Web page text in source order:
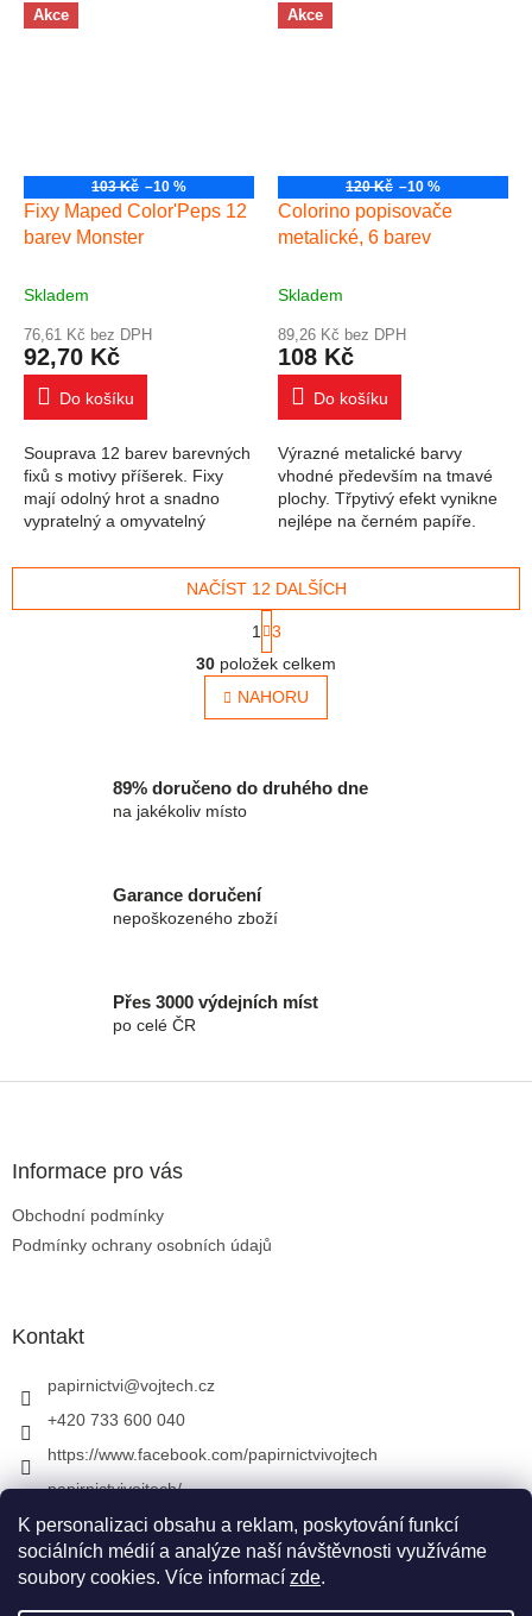
K personalizaci obsahu a reklam, poskytování funkcí
sociálních médií a analýze naší návštěvnosti využíváme
soubory cookies. Více informací zde.
proti zatlačení. Šíře stopy 2,8
mm Přednosti...
proti tlaku s dlouhou délkou
stopy vypratelný...
Akce
103 Kč –10 %
Fixy Maped Color'Peps 12
barev Monster
Skladem
76,61 Kč bez DPH
92,70 Kč
Do košíku
Souprava 12 barev barevných
fixů s motivy příšerek. Fixy
mají odolný hrot a snadno
vypratelný a omyvatelný
jasné a zářivé barvy fixy se
Akce
120 Kč –10 %
Colorino popisovače
metalické, 6 barev
Skladem
89,26 Kč bez DPH
108 Kč
Do košíku
Výrazné metalické barvy
vhodné především na tmavé
plochy. Třpytivý efekt vynikne
nejlépe na černém papíře.
bezpečnostní uzávěry.
Snadno vypratelné. Balení:
6...
Ovládací prvky výpisu
NAČÍST 12 DALŠÍCH
1
3
30 položek celkem
NAHORU
89% doručeno do druhého dne
na jakékoliv místo
Garance doručení
nepoškozeného zboží
Přes 3000 výdejních míst
po celé ČR
Informace pro vás
Obchodní podmínky
Podmínky ochrany osobních údajů
Kontakt
papirnictvi@vojtech.cz
+420 733 600 040
https://www.facebook.com/papirnictvivojtech
papirnictvivojtech/
+420 733 600 040